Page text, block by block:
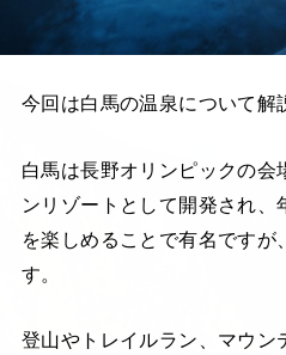
今回は白馬の温泉について解
白馬は長野オリンピックの会
ンリゾートとして開発され
を楽しめることで有名です
す。
登山やトレイルラン、マウン